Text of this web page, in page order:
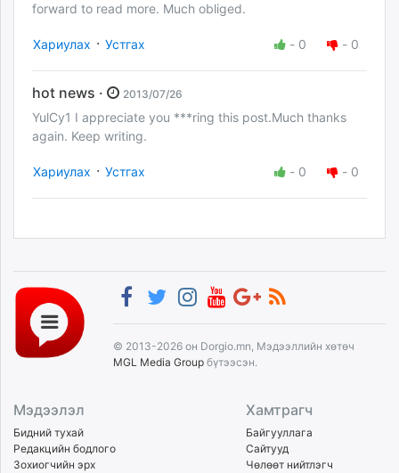
forward to read more. Much obliged.
Хариулах · Устгах - 0 - 0
hot news · 2013/07/26
YulCy1 I appreciate you ***ring this post.Much thanks
again. Keep writing.
Хариулах · Устгах - 0 - 0
© 2013-2026 он Dorgio.mn, Мэдээллийн хөтөч
MGL Media Group бүтээсэн.
Мэдээлэл
Бидний тухай
Редакцийн бодлого
Зохиогчийн эрх
Хамтрагч
Байгууллага
Сайтууд
Чөлөөт нийтлэгч